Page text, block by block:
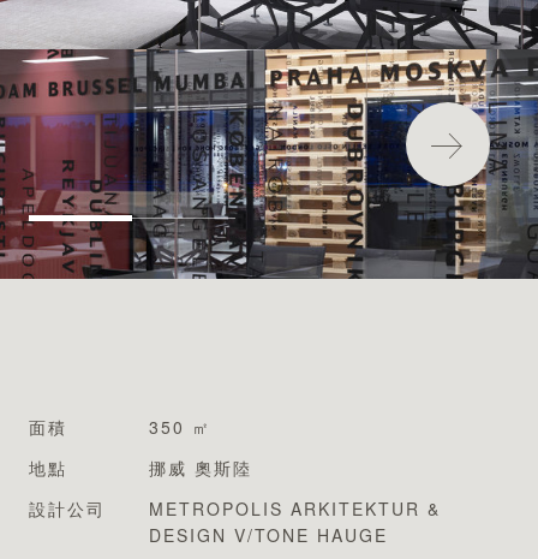
安裝
維護
FAQ
下載中心
面積
350 ㎡
地點
挪威 奧斯陸
設計公司
METROPOLIS ARKITEKTUR &
DESIGN V/TONE HAUGE